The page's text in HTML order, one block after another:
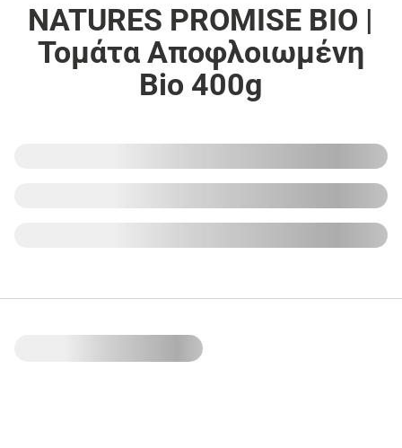
NATURES PROMISE BIO |
Τομάτα Αποφλοιωμένη
Bio 400g